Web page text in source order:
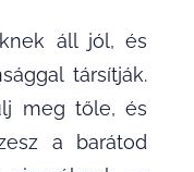
áll jól, és
társítják.
meg tőle, és
a barátod